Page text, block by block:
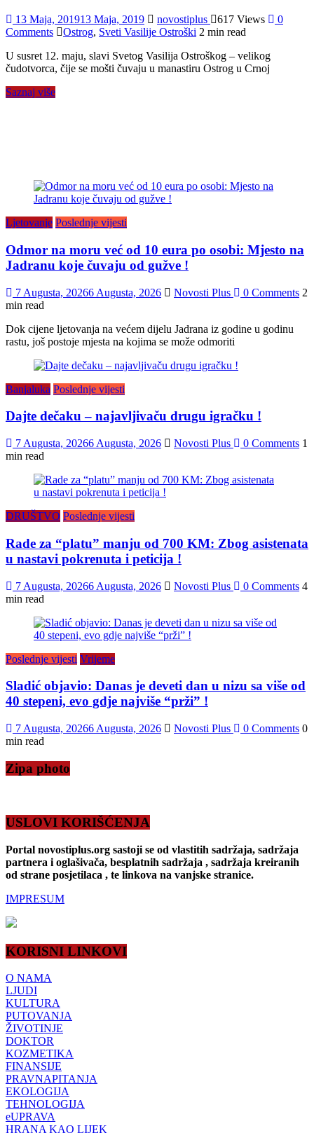
13 Maja, 201913 Maja, 2019 novostiplus 617 Views
0
Comments
Ostrog, Sveti Vasilije Ostroški 2 min read
U susret 12. maju, slavi Svetog Vasilija Ostroškog – velikog
čudotvorca, čije se mošti čuvaju u manastiru Ostrog u Crnoj
Saznaj više
Ljetovanje Poslednje vijesti
Odmor na moru već od 10 eura po osobi: Mjesto na
Jadranu koje čuvaju od gužve !
7 Augusta, 20266 Augusta, 2026 Novosti Plus 0 Comments 2
min read
Dok cijene ljetovanja na većem dijelu Jadrana iz godine u godinu
rastu, još postoje mjesta na kojima se može odmoriti
Banjaluka Poslednje vijesti
Dajte dečaku – najavljivaču drugu igračku !
7 Augusta, 20266 Augusta, 2026 Novosti Plus 0 Comments 1
min read
DRUŠTVO Poslednje vijesti
Rade za “platu” manju od 700 KM: Zbog asistenata
u nastavi pokrenuta i peticija !
7 Augusta, 20266 Augusta, 2026 Novosti Plus 0 Comments 4
min read
Poslednje vijesti Vrijeme
Sladić objavio: Danas je deveti dan u nizu sa više od
40 stepeni, evo gdje najviše “prži” !
7 Augusta, 20266 Augusta, 2026 Novosti Plus 0 Comments 0
min read
Zipa photo
USLOVI KORIŠĆENJA
Portal novostiplus.org sastoji se od vlastitih sadržaja, sadržaja
partnera i oglašivača, besplatnih sadržaja , sadržaja kreiranih
od strane posjetilaca , te linkova na vanjske stranice.
IMPRESUM
KORISNI LINKOVI
O NAMA
LJUDI
KULTURA
PUTOVANJA
ŽIVOTINJE
DOKTOR
KOZMETIKA
FINANSIJE
PRAVNAPITANJA
EKOLOGIJA
TEHNOLOGIJA
eUPRAVA
HRANA KAO LIJEK